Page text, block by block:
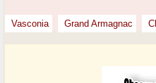
Vasconia Grand Armagnac